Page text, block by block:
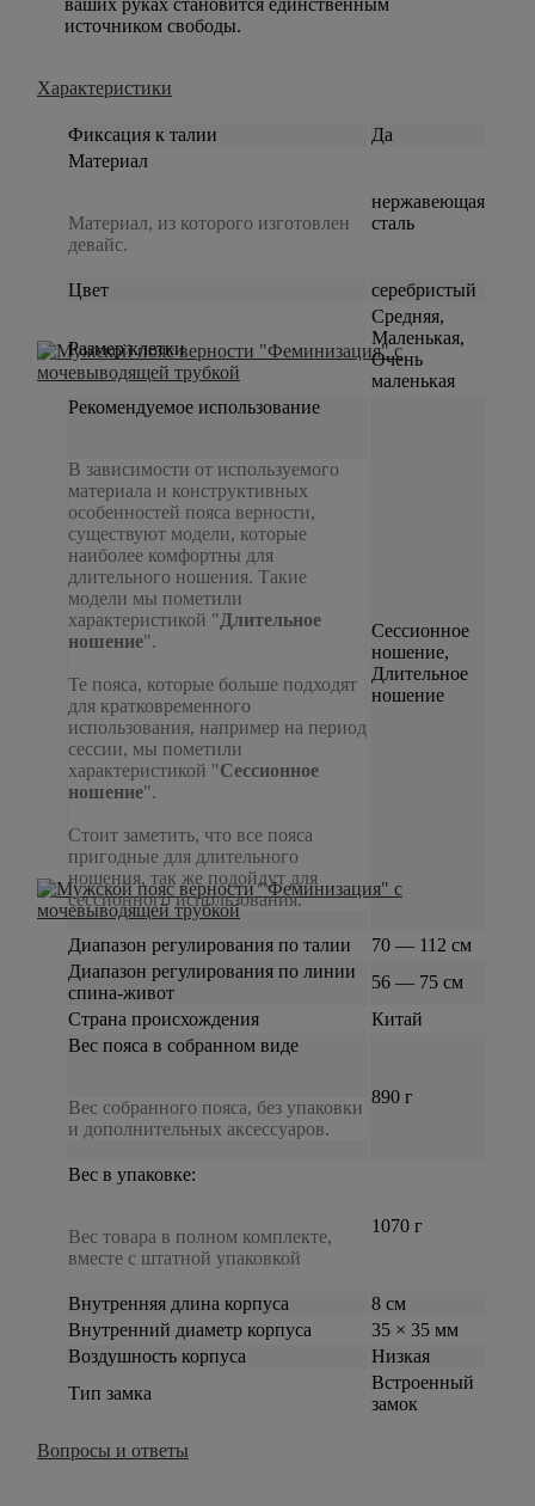
источником свободы.
Характеристики
Фиксация к талии
Да
Материал
Материал, из которого изготовлен
девайс.
нержавеющая
сталь
Цвет серебристый
Размер клетки
Средняя,
Маленькая,
Очень
маленькая
Рекомендуемое использование
В зависимости от используемого
материала и конструктивных
особенностей пояса верности,
существуют модели, которые
наиболее комфортны для
длительного ношения. Такие
модели мы пометили
характеристикой "Длительное
ношение".
Те пояса, которые больше подходят
для кратковременного
использования, например на период
сессии, мы пометили
характеристикой "Сессионное
ношение".
Стоит заметить, что все пояса
пригодные для длительного
ношения, так же подойдут для
сессионного использования.
Сессионное
ношение,
Длительное
ношение
Диапазон регулирования по талии
70 — 112 см
Диапазон регулирования по линии
спина-живот
56 — 75 см
Страна происхождения
Китай
Вес пояса в собранном виде
Вес собранного пояса, без упаковки
и дополнительных аксессуаров.
890 г
Вес в упаковке:
Вес товара в полном комплекте,
вместе с штатной упаковкой
1070 г
Внутренняя длина корпуса
8 см
Внутренний диаметр корпуса
35 × 35 мм
Воздушность корпуса
Низкая
Тип замка
Встроенный
замок
Вопросы и ответы